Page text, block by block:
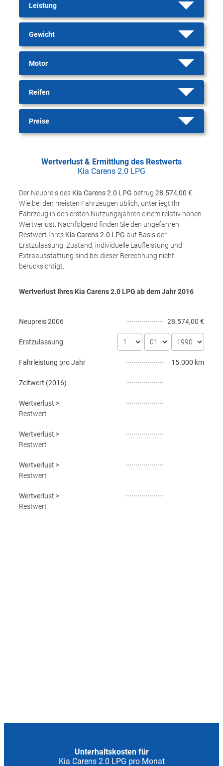
Leistung
Gewicht
Motor
Reifen
Preise
Wertverlust & Ermittlung des Restwerts
Kia Carens 2.0 LPG
Der Neupreis des Kia Carens 2.0 LPG betrug 28.574,00 €
Wie bei den meisten Fahrzeugen üblich, unterliegt Ihr
Fahrzeug in den ersten Nutzungsjahren einem relativ hohen
Wertverlust. Nachfolgend finden Sie den ungefähren
Restwert Ihres Kia Carens 2.0 LPG auf Basis der
Erstzulassung. Zustand, individuelle Laufleistung und
Extraausstattung sind bei dieser Berechnung nicht
berücksichtigt.
Wertverlust Ihres Kia Carens 2.0 LPG ab dem Jahr2016
Neupreis2006 28.574,00 €
Erstzulassung
Fahrleistung pro Jahr 15.000 km
Zeitwert (2016)
Wertverlust >
Restwert
Wertverlust >
Restwert
Wertverlust >
Restwert
Wertverlust >
Restwert
Unterhaltskosten für
Kia Carens 2.0 LPG pro Monat